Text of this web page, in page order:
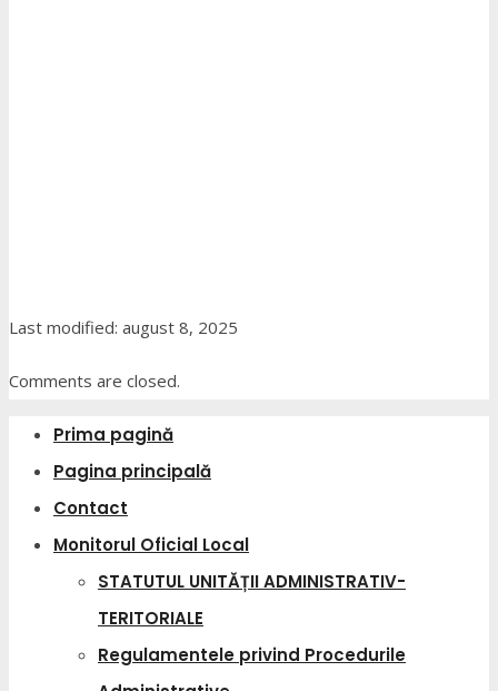
Last modified: august 8, 2025
Comments are closed.
Prima pagină
Pagina principală
Contact
Monitorul Oficial Local
STATUTUL UNITĂȚII ADMINISTRATIV-
TERITORIALE
Regulamentele privind Procedurile